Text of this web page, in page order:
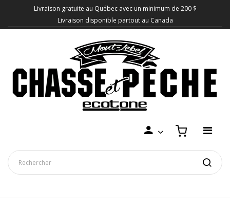
Livraison gratuite au Québec avec un minimum de 200 $
Livraison disponible partout au Canada